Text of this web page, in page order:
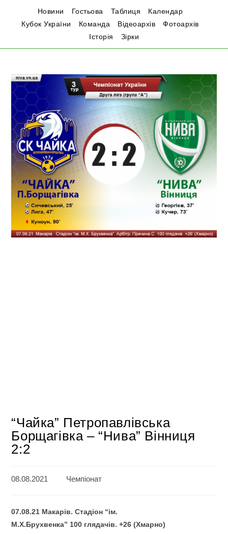
Новини Гостьова Таблиця
Календар
Кубок України
Команда Відеоархів
Фотоархів
Історія
Зірки
“Чайка” Петропавлівська
Борщагівка – “Нива” Вінниця
2:2
08.08.2021 Чемпіонат
07.08.21 Макарів.Стадіон “ім.
М.Х.Брухвенка” 100 глядачів. +26 (Хмарно)